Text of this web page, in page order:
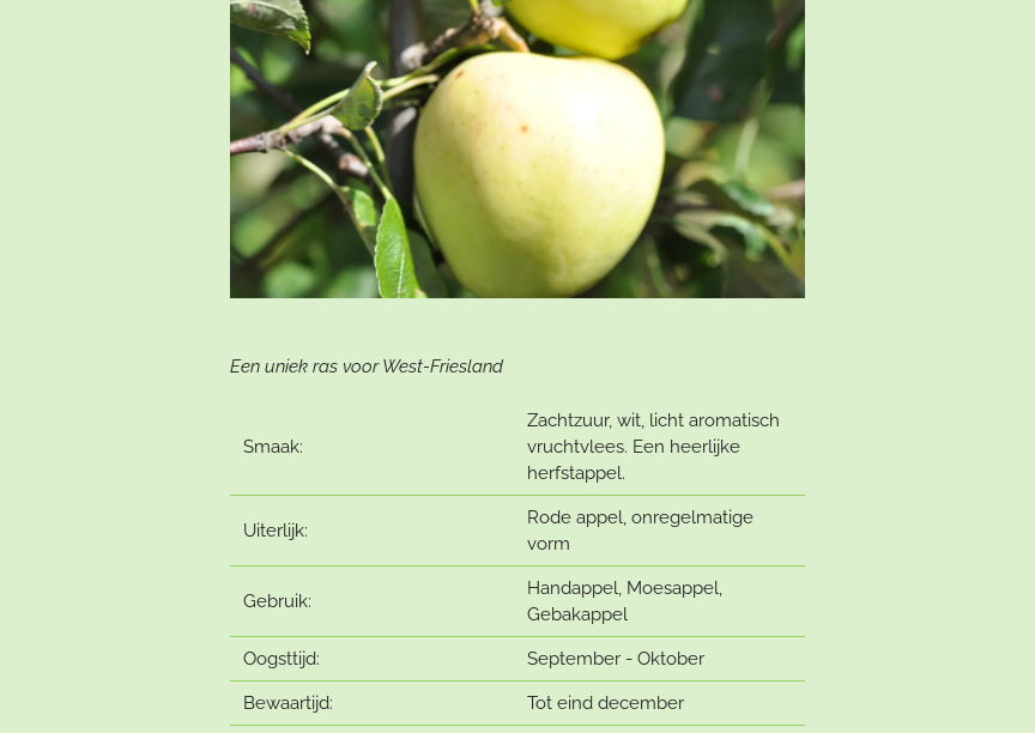
Een uniek ras voor West-Friesland
Smaak:
Zachtzuur, wit, licht aromatisch
vruchtvlees. Een heerlijke
herfstappel.
Uiterlijk:
Rode appel, onregelmatige
vorm
Gebruik:
Handappel, Moesappel,
Gebakappel
Oogsttijd: September - Oktober
Bewaartijd: Tot eind december